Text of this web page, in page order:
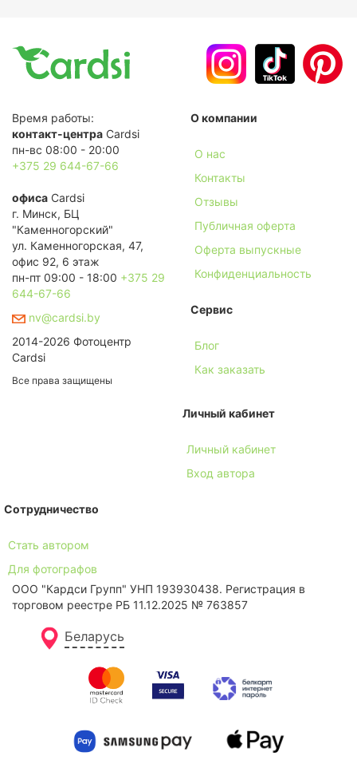
Время работы:
контакт-центра Cardsi
пн-вс 08:00 - 20:00
+375 29 644-67-66
офиса Cardsi
г. Минск, БЦ
"Каменногорский"
ул. Каменногорская, 47,
офис 92, 6 этаж
пн-пт 09:00 - 18:00 +375 29
644-67-66
nv@cardsi.by
2014-2026 Фотоцентр
Cardsi
Все права защищены
О компании
О нас
Контакты
Отзывы
Публичная оферта
Оферта выпускные
Конфиденциальность
Сервис
Блог
Как заказать
Личный кабинет
Личный кабинет
Вход автора
Сотрудничество
Стать автором
Для фотографов
ООО "Кардси Групп" УНП 193930438. Региcтрация в
торговом реестре РБ 11.12.2025 № 763857
Беларусь